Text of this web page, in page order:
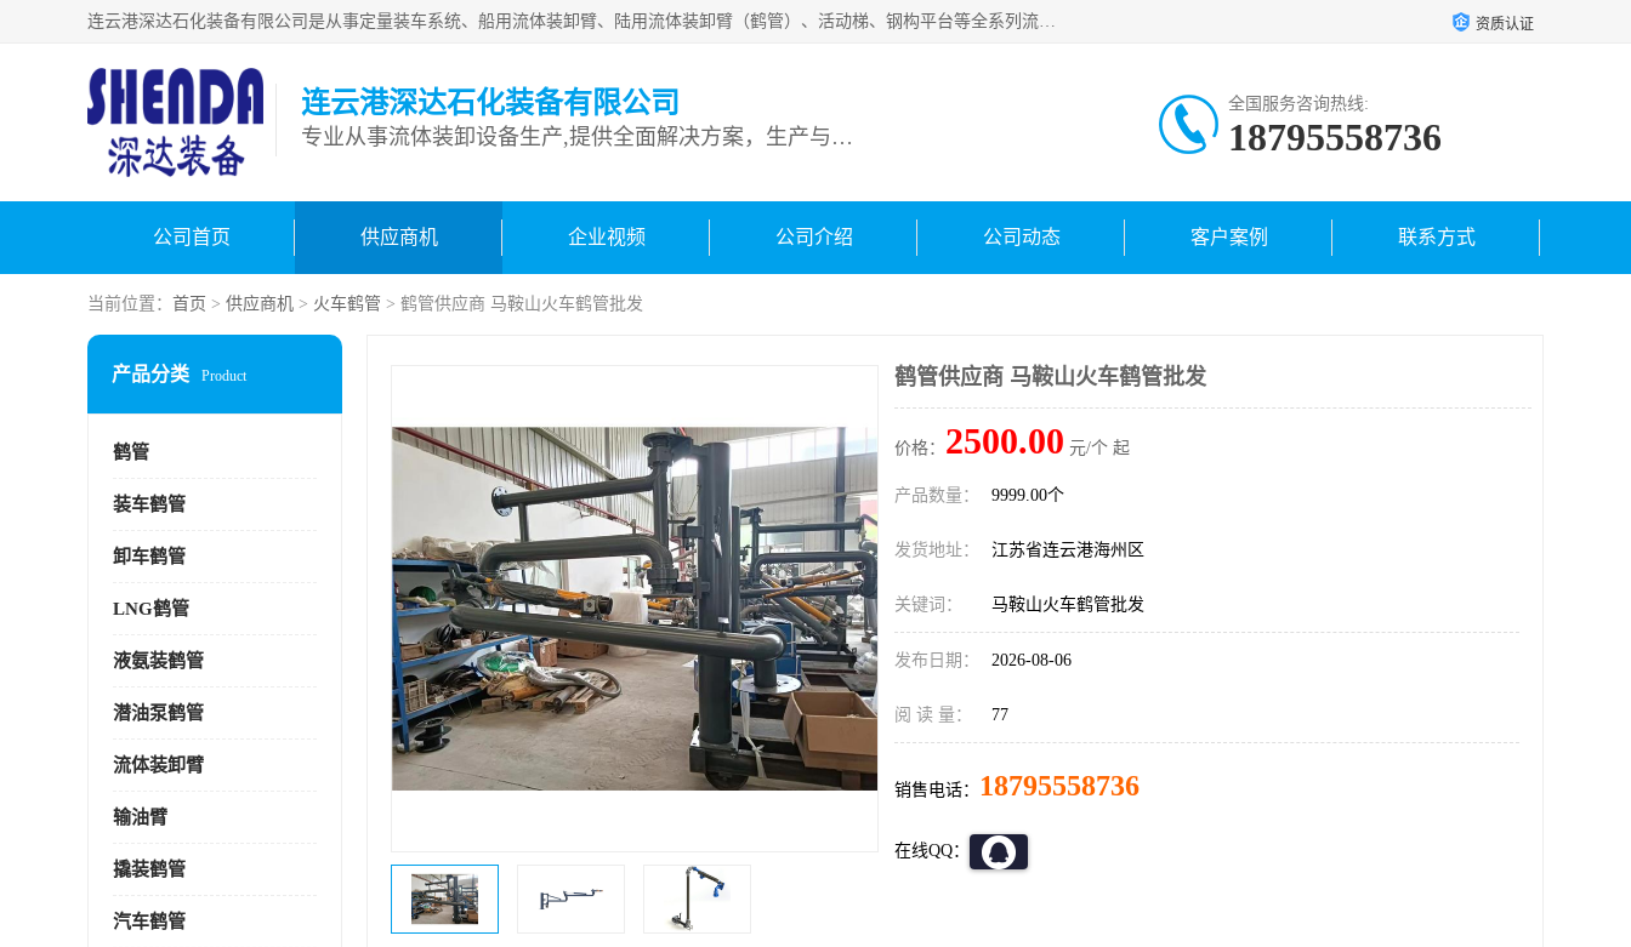
连云港深达石化装备有限公司是从事定量装车系统、船用流体装卸臂、陆用流体装卸臂（鹤管）、活动梯、钢构平台等全系列流体装卸设备的设计、制造、销售以及服务的专业供应商。公司始终以客户为中心，密切跟踪国内外油气储运及装卸设备先进技术的发展，以先进的技术、优质的产品、一流的服务，满足客户需求。 资质认证
连云港深达石化装备有限公司
专业从事流体装卸设备生产,提供全面解决方案，生产与定制服务
全国服务咨询热线:
18795558736
公司首页 供应商机 企业视频 公司介绍 公司动态 客户案例 联系方式
当前位置： 首页 > 供应商机 > 火车鹤管 > 鹤管供应商 马鞍山火车鹤管批发
产品分类 Product
鹤管
装车鹤管
卸车鹤管
LNG鹤管
液氨装鹤管
潜油泵鹤管
流体装卸臂
输油臂
撬装鹤管
汽车鹤管
鹤管供应商 马鞍山火车鹤管批发
价格： 2500.00 元/个 起
产品数量： 9999.00个
发货地址： 江苏省连云港海州区
关键词： 马鞍山火车鹤管批发
发布日期： 2026-08-06
阅 读 量： 77
销售电话： 18795558736
在线QQ：